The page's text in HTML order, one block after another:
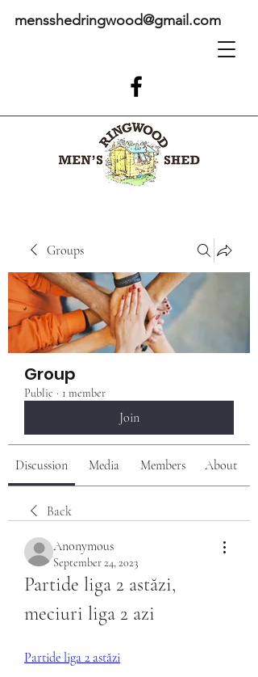
mensshedringwood@gmail.com
Groups
Group
Public · 1 member
Join
Discussion Media Members About
Back
Anonymous
September 24, 2023
Partide liga 2 astăzi,
meciuri liga 2 azi
Partide liga 2 astăzi